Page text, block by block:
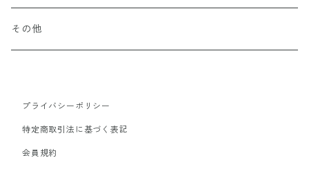
65cm
42cm
60cm
45cm
other
Stone
20cm
21cm
20cm
k10
20cm
18cm
Titanium
Surgical Stainless
brass
alloy
その他
プライバシーポリシー
特定商取引法に基づく表記
会員規約